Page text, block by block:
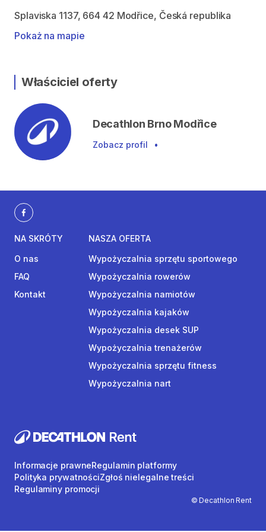
Splaviska 1137, 664 42 Modřice, Česká republika
Pokaż na mapie
Właściciel oferty
Decathlon Brno Modřice
Zobacz profil •
NA SKRÓTY
O nas
FAQ
Kontakt
NASZA OFERTA
Wypożyczalnia sprzętu sportowego
Wypożyczalnia rowerów
Wypożyczalnia namiotów
Wypożyczalnia kajaków
Wypożyczalnia desek SUP
Wypożyczalnia trenażerów
Wypożyczalnia sprzętu fitness
Wypożyczalnia nart
© Decathlon Rent
Informacje prawneRegulamin platformy
Polityka prywatnościZgłoś nielegalne treści
Regulaminy promocji